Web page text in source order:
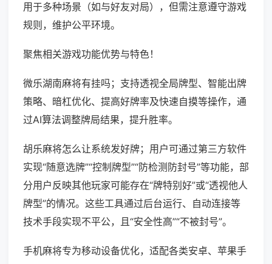
用于多种场景（如与好友对局），但需注意遵守游戏
规则，维护公平环境。
聚焦相关游戏功能优势与特色！
微乐湖南麻将有挂吗；支持透视全局牌型、智能出牌
策略、暗杠优化、提高好牌率及快速自摸等操作，通
过AI算法调整牌局结果，提升胜率。
胡乐麻将怎么让系统发好牌；用户可通过第三方软件
实现“随意选牌”“控制牌型”“防检测防封号”等功能，部
分用户反映其他玩家可能存在“牌特别好”或“透视他人
牌型”的情况。这些工具通过后台运行、自动连接等
技术手段实现不平公，且“安全性高”“不被封号”。
手机麻将专为移动设备优化，适配各类安卓、苹果手